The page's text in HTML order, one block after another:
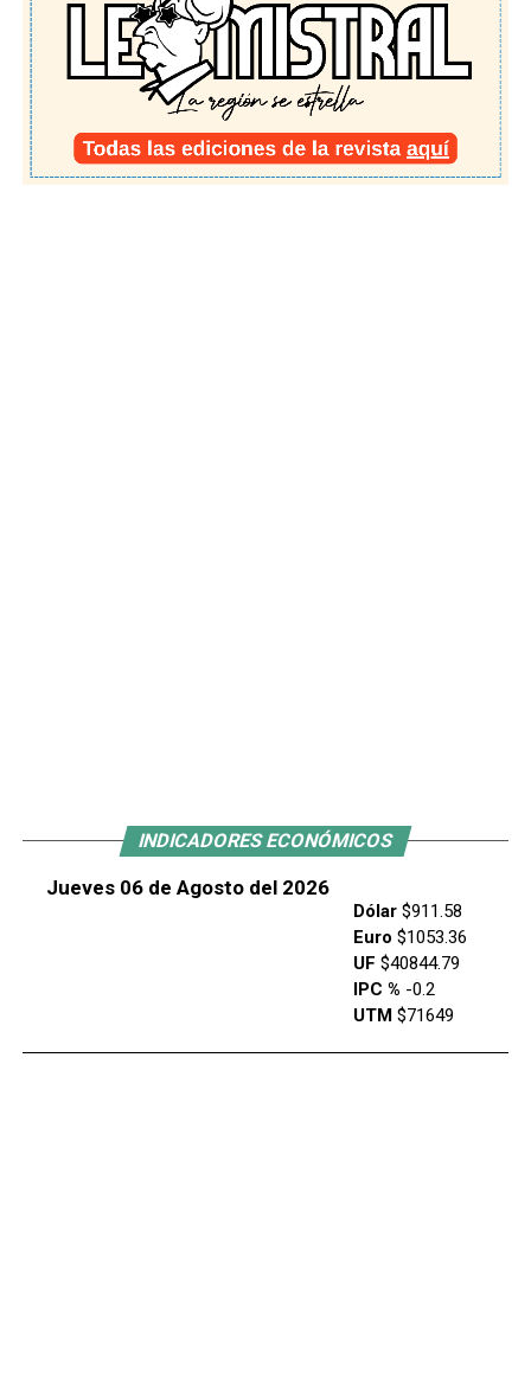
INDICADORES ECONÓMICOS
Jueves 06 de Agosto del 2026
Dólar$911.58
Euro $1053.36
UF $40844.79
IPC % -0.2
UTM$71649